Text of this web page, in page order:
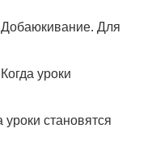
Добаюкивание. Для
Когда уроки
уроки становятся